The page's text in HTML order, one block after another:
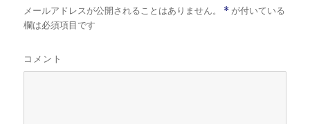
メールアドレスが公開されることはありません。 * が付いている
欄は必須項目です
コメント